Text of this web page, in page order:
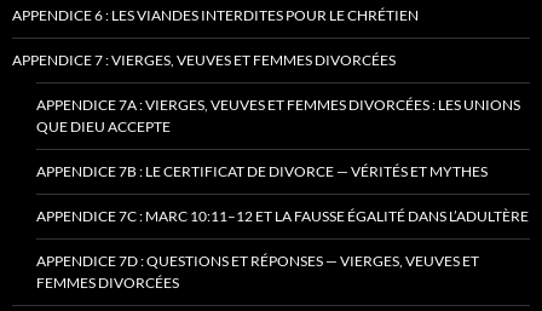
APPENDICE 6 : LES VIANDES INTERDITES POUR LE CHRÉTIEN
APPENDICE 7 : VIERGES, VEUVES ET FEMMES DIVORCÉES
APPENDICE 7A : VIERGES, VEUVES ET FEMMES DIVORCÉES : LES UNIONS
QUE DIEU ACCEPTE
APPENDICE 7B : LE CERTIFICAT DE DIVORCE — VÉRITÉS ET MYTHES
APPENDICE 7C : MARC 10:11–12 ET LA FAUSSE ÉGALITÉ DANS L’ADULTÈRE
APPENDICE 7D : QUESTIONS ET RÉPONSES — VIERGES, VEUVES ET
FEMMES DIVORCÉES